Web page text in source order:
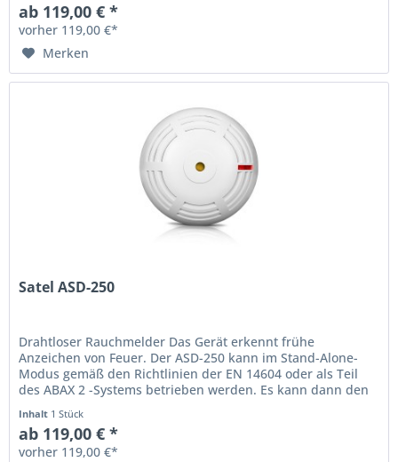
ab 119,00 € *
vorher 119,00 €*
Merken
Satel ASD-250
Drahtloser Rauchmelder Das Gerät erkennt frühe
Anzeichen von Feuer. Der ASD-250 kann im Stand-Alone-
Modus gemäß den Richtlinien der EN 14604 oder als Teil
des ABAX 2 -Systems betrieben werden. Es kann dann den
Inhalt 1 Stück
ab 119,00 € *
vorher 119,00 €*